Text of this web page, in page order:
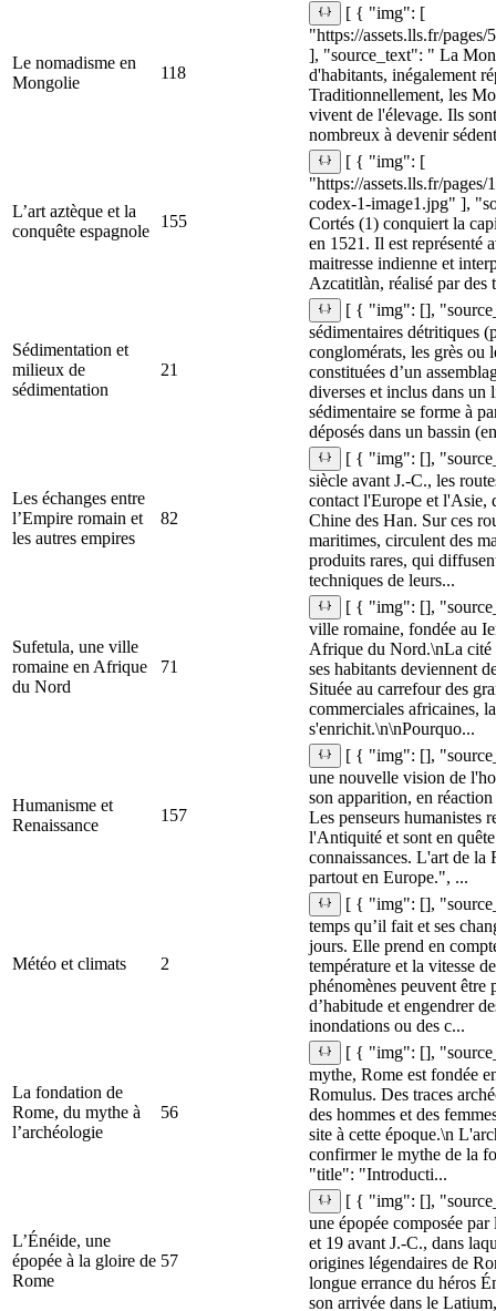
Le nomadisme en
Mongolie
118
[ { "img": [
"https://assets.lls.fr/
], "source_text": " La
d'habitants, inégalement
Traditionnellement, les
vivent de l'élevage. Ils
nombreux à devenir
L’art aztèque et la
conquête espagnole
155
[ { "img": [
"https://assets.lls.fr/pages/
codex-1-image1.jpg" ],
Cortés (1) conquiert la
en 1521. Il est représenté
maitresse indienne et
Azcatitlàn, réalisé par des
Sédimentation et
milieux de
sédimentation
21
[ { "img": [],
sédimentaires détritiques
conglomérats, les grès ou
constituées d’un
diverses et inclus dans un
sédimentaire se forme à
déposés dans un bassin
Les échanges entre
l’Empire romain et
les autres empires
82
[ { "img": [],
siècle avant J.‑C., les
contact l'Europe et l'Asie,
Chine des Han. Sur ces
maritimes, circulent des
produits rares, qui
techniques de leurs...
Sufetula, une ville
romaine en Afrique
du Nord
71
[ { "img": [],
ville romaine, fondée au
Afrique du Nord.\nLa cité
ses habitants deviennent
Située au carrefour des
commerciales africaines,
s'enrichit.\n\nPourquo...
Humanisme et
Renaissance
157
[ { "img": [],
une nouvelle vision de
son apparition, en
Les penseurs humanistes
l'Antiquité et sont en
connaissances. L'art de la
partout en Europe.", ...
Météo et climats 2
[ { "img": [],
temps qu’il fait et ses
jours. Elle prend en
température et la vitesse
phénomènes peuvent être
d’habitude et engendrer
inondations ou des c...
La fondation de
Rome, du mythe à
l’archéologie
56
[ { "img": [],
mythe, Rome est fondée
Romulus. Des traces
des hommes et des
site à cette époque.\n
confirmer le mythe de la
"title": "Introducti...
L’Énéide, une
épopée à la gloire de
Rome
57
[ { "img": [],
une épopée composée
et 19 avant J.-C., dans
origines légendaires de
longue errance du héros
son arrivée dans le